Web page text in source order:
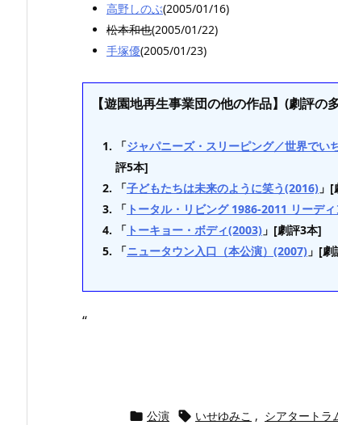
高野しのぶ(2005/01/16)
松本和也(2005/01/22)
手塚優(2005/01/23)
【遊園地再生事業団の他の作品】(劇評の
「ジャパニーズ・スリーピング／世界でい
評5本]
「子どもたちは未来のように笑う(2016) 」
「 トータル・リビング 1986-2011 リーデ
「 トーキョー・ボディ(2003) 」[劇評3本]
「ニュータウン入口（本公演）(2007) 」[
“
 公演  いせゆみこ , シアタートラ